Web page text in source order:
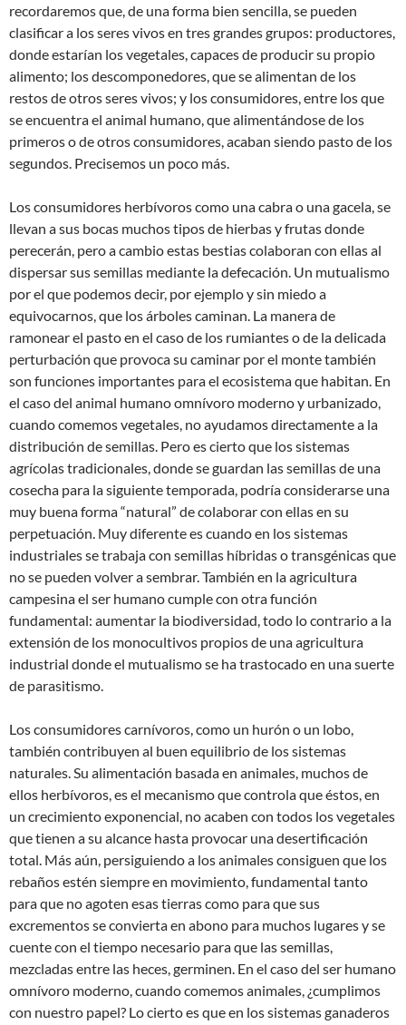
recordaremos que, de una forma bien sencilla, se pueden
clasificar a los seres vivos en tres grandes grupos: productores,
donde estarían los vegetales, capaces de producir su propio
alimento; los descomponedores, que se alimentan de los
restos de otros seres vivos; y los consumidores, entre los que
se encuentra el animal humano, que alimentándose de los
primeros o de otros consumidores, acaban siendo pasto de los
segundos. Precisemos un poco más.
Los consumidores herbívoros como una cabra o una gacela, se
llevan a sus bocas muchos tipos de hierbas y frutas donde
perecerán, pero a cambio estas bestias colaboran con ellas al
dispersar sus semillas mediante la defecación. Un mutualismo
por el que podemos decir, por ejemplo y sin miedo a
equivocarnos, que los árboles caminan. La manera de
ramonear el pasto en el caso de los rumiantes o de la delicada
perturbación que provoca su caminar por el monte también
son funciones importantes para el ecosistema que habitan. En
el caso del animal humano omnívoro moderno y urbanizado,
cuando comemos vegetales, no ayudamos directamente a la
distribución de semillas. Pero es cierto que los sistemas
agrícolas tradicionales, donde se guardan las semillas de una
cosecha para la siguiente temporada, podría considerarse una
muy buena forma “natural” de colaborar con ellas en su
perpetuación. Muy diferente es cuando en los sistemas
industriales se trabaja con semillas híbridas o transgénicas que
no se pueden volver a sembrar. También en la agricultura
campesina el ser humano cumple con otra función
fundamental: aumentar la biodiversidad, todo lo contrario a la
extensión de los monocultivos propios de una agricultura
industrial donde el mutualismo se ha trastocado en una suerte
de parasitismo.
Los consumidores carnívoros, como un hurón o un lobo,
también contribuyen al buen equilibrio de los sistemas
naturales. Su alimentación basada en animales, muchos de
ellos herbívoros, es el mecanismo que controla que éstos, en
un crecimiento exponencial, no acaben con todos los vegetales
que tienen a su alcance hasta provocar una desertificación
total. Más aún, persiguiendo a los animales consiguen que los
rebaños estén siempre en movimiento, fundamental tanto
para que no agoten esas tierras como para que sus
excrementos se convierta en abono para muchos lugares y se
cuente con el tiempo necesario para que las semillas,
mezcladas entre las heces, germinen. En el caso del ser humano
omnívoro moderno, cuando comemos animales, ¿cumplimos
con nuestro papel? Lo cierto es que en los sistemas ganaderos